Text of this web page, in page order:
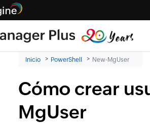
Inicio PowerShell New-MgUser
Cómo crear
MgUser